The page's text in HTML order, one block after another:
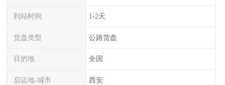
到站时间 1-2天
货盘类型 公路货盘
目的地 全国
启运地-城市 西安